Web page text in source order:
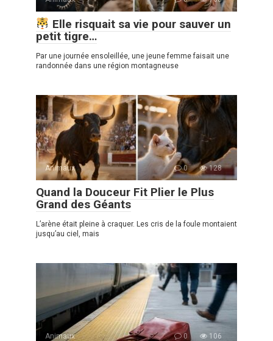
Elle risquait sa vie pour sauver un
petit tigre…
Par une journée ensoleillée, une jeune femme faisait une
randonnée dans une région montagneuse
Animaux 0 128
Quand la Douceur Fit Plier le Plus
Grand des Géants
L’arène était pleine à craquer. Les cris de la foule montaient
jusqu’au ciel, mais
Animaux 0 106